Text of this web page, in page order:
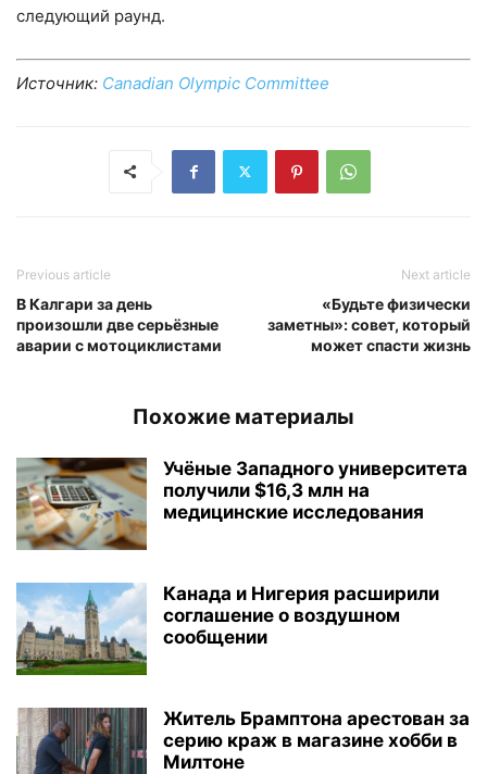
следующий раунд.
Источник: Canadian Olympic Committee
Previous article
В Калгари за день
произошли две серьёзные
аварии с мотоциклистами
Next article
«Будьте физически
заметны»: совет, который
может спасти жизнь
Похожие материалы
Учёные Западного университета
получили $16,3 млн на
медицинские исследования
Канада и Нигерия расширили
соглашение о воздушном
сообщении
Житель Брамптона арестован за
серию краж в магазине хобби в
Милтоне